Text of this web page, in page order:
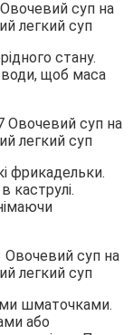
стану.
щоб маса
фрикадельки.
каструлі.
шматочками.
або